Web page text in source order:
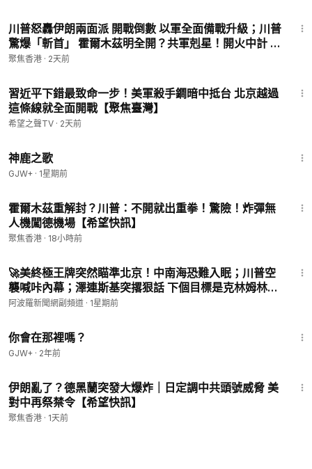
川普怒轟伊朗兩面派 開戰倒數 以軍全面備戰升級；川普
驚爆「斬首」 霍爾木茲明全開？共軍剋星！開火中計 不
開等死 美軍空戰規則變了【今日看點】
聚焦香港 · 2天前
習近平下錯最致命一步！美軍殺手鐧暗中抵台 北京越過
這條線就全面開戰【聚焦臺灣】
希望之聲TV · 2天前
神鹿之歌
GJW+ · 1星期前
霍爾木茲重解封？川普：不開就出重拳！驚險！炸彈無
人機闖德機場【希望快訊】
聚焦香港 · 18小時前
🚀美終極王牌突然瞄準北京！中南海恐難入眠；川普空
襲喊咔內幕；澤連斯基突撂狠話 下個目標是克林姆林
宮? 美媒曝伊朗變局:數千美特種部隊將執行極危險任
阿波羅新聞網副頻道 · 1星期前
你會在那裡嗎？
GJW+ · 2年前
伊朗亂了？德黑蘭突發大爆炸｜日定調中共頭號威脅 美
對中再祭禁令【希望快訊】
聚焦香港 · 1天前